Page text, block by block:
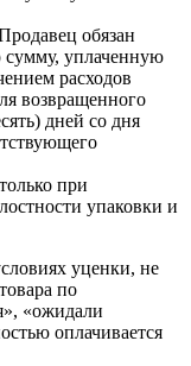
обязан
уплаченную
расходов
возвращенного
дней со дня
при
упаковки и
уценки, не
по
«ожидали
оплачивается